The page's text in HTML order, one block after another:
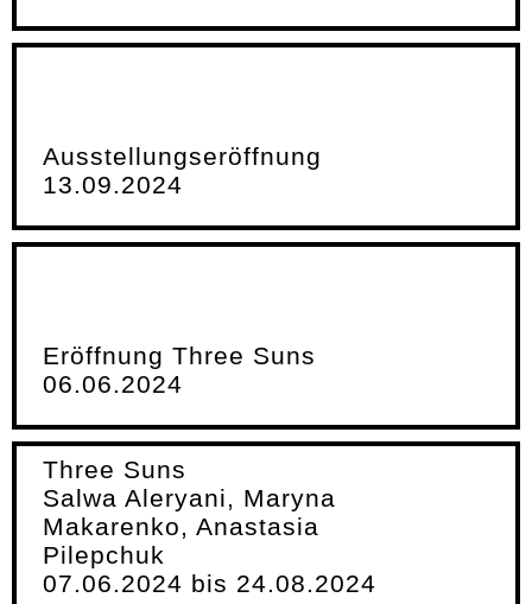
Ausstellungseröffnung
13.09.2024
Eröffnung Three Suns
06.06.2024
Three Suns
Salwa Aleryani, Maryna
Makarenko, Anastasia
Pilepchuk
07.06.2024 bis 24.08.2024